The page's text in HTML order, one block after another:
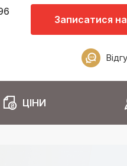
Записатися
ЦІНИ